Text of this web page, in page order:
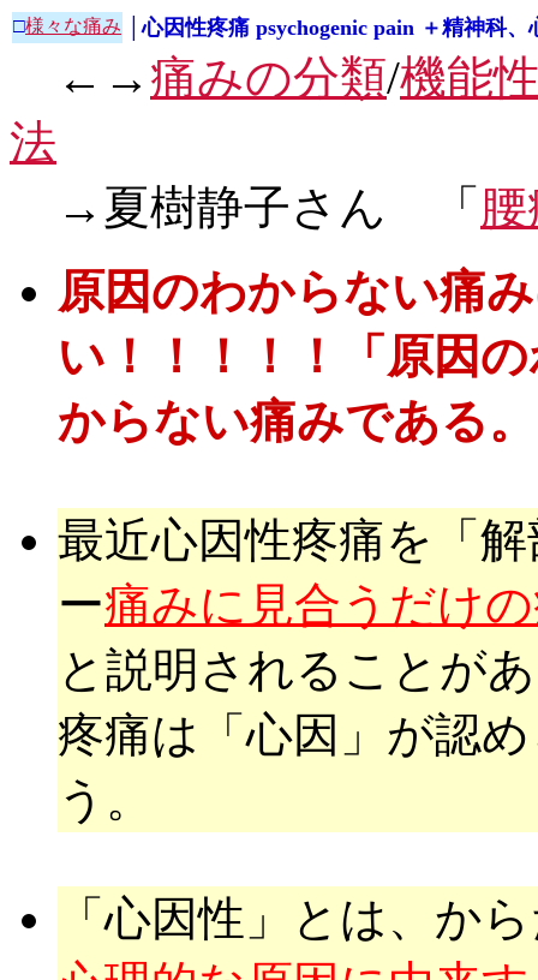
□様々な痛み │心因性疼痛 psychogenic pain ＋精神科
←→ 痛みの分類/機能
法
→夏樹静子さん 「
原因のわからない痛
い！！！！！「原因
からない痛みである。
最近心因性疼痛を「
ー痛みに見合うだけ
と説明されることが
疼痛は「心因」が認
う。
「心因性」とは、か